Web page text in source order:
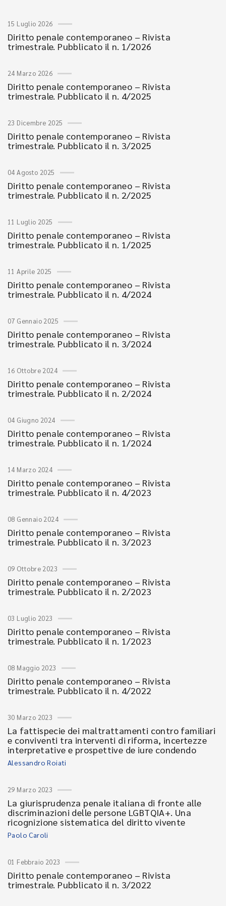
15 Luglio 2026
Diritto penale contemporaneo – Rivista
trimestrale. Pubblicato il n. 1/2026
24 Marzo 2026
Diritto penale contemporaneo – Rivista
trimestrale. Pubblicato il n. 4/2025
23 Dicembre 2025
Diritto penale contemporaneo – Rivista
trimestrale. Pubblicato il n. 3/2025
04 Agosto 2025
Diritto penale contemporaneo – Rivista
trimestrale. Pubblicato il n. 2/2025
11 Luglio 2025
Diritto penale contemporaneo – Rivista
trimestrale. Pubblicato il n. 1/2025
11 Aprile 2025
Diritto penale contemporaneo – Rivista
trimestrale. Pubblicato il n. 4/2024
07 Gennaio 2025
Diritto penale contemporaneo – Rivista
trimestrale. Pubblicato il n. 3/2024
16 Ottobre 2024
Diritto penale contemporaneo – Rivista
trimestrale. Pubblicato il n. 2/2024
04 Giugno 2024
Diritto penale contemporaneo – Rivista
trimestrale. Pubblicato il n. 1/2024
14 Marzo 2024
Diritto penale contemporaneo – Rivista
trimestrale. Pubblicato il n. 4/2023
08 Gennaio 2024
Diritto penale contemporaneo – Rivista
trimestrale. Pubblicato il n. 3/2023
09 Ottobre 2023
Diritto penale contemporaneo – Rivista
trimestrale. Pubblicato il n. 2/2023
03 Luglio 2023
Diritto penale contemporaneo – Rivista
trimestrale. Pubblicato il n. 1/2023
08 Maggio 2023
Diritto penale contemporaneo – Rivista
trimestrale. Pubblicato il n. 4/2022
30 Marzo 2023
La fattispecie dei maltrattamenti contro familiari
e conviventi tra interventi di riforma, incertezze
interpretative e prospettive de iure condendo
Alessandro Roiati
29 Marzo 2023
La giurisprudenza penale italiana di fronte alle
discriminazioni delle persone LGBTQIA+. Una
ricognizione sistematica del diritto vivente
Paolo Caroli
01 Febbraio 2023
Diritto penale contemporaneo – Rivista
trimestrale. Pubblicato il n. 3/2022